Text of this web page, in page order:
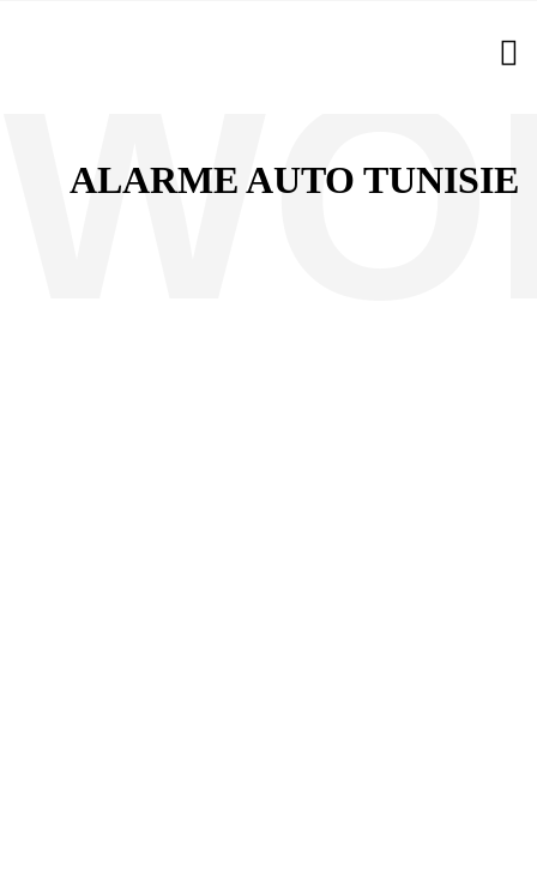
ALARME AUTO TUNISIE